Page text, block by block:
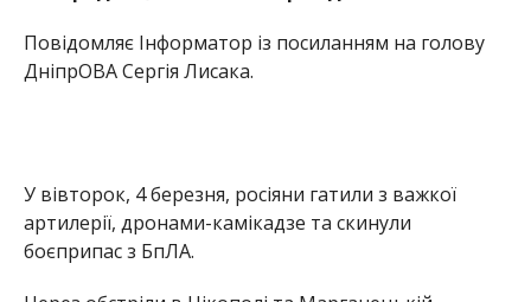
Повідомляє Інформатор із посиланням на голову
ДніпрОВА Сергія Лисака.
У вівторок, 4 березня, росіяни гатили з важкої
артилерії, дронами-камікадзе та скинули
боєприпас з БпЛА.